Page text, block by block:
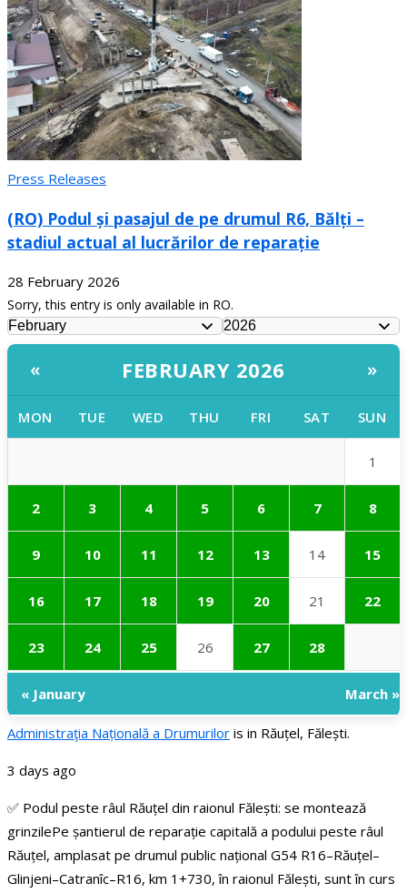
Press Releases
(RO) Podul și pasajul de pe drumul R6, Bălți –
stadiul actual al lucrărilor de reparație
28 February 2026
Sorry, this entry is only available in RO.
« FEBRUARY 2026 »
MON TUE WED THU FRI SAT SUN
1
2 3 4 5 6 7 8
9 10 11 12 13 14 15
16 17 18 19 20 21 22
23 24 25 26 27 28
« January March »
Administraţia Națională a Drumurilor is in Răuțel, Fălești.
3 days ago
✅ Podul peste râul Răuțel din raionul Fălești: se montează
grinzilePe șantierul de reparație capitală a podului peste râul
Răuțel, amplasat pe drumul public național G54 R16–Răuțel–
Glinjeni–Catranîc–R16, km 1+730, în raionul Fălești, sunt în curs